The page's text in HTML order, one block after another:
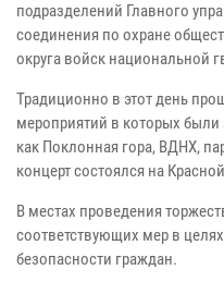
подразделений Главного
соединения по охране
округа войск национальной
Традиционно в этот день
мероприятий в которых
как Поклонная гора, ВДНХ,
концерт состоялся на
В местах проведения
соответствующих мер в
безопасности граждан.